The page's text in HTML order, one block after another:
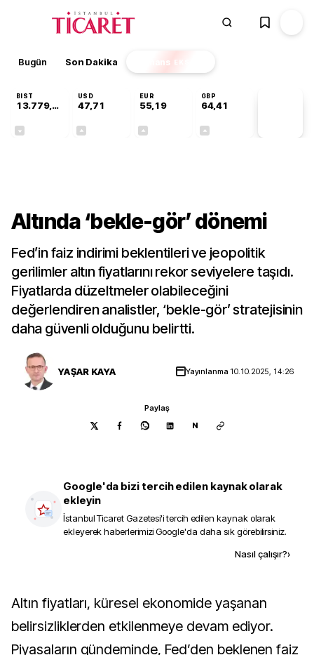
Bugün Son Dakika Finans EKSTRA
BIST
13.779,39
USD
47,71
EUR
55,19
GBP
64,41
Altında ‘bekle-gör’ dönemi
Fed’in faiz indirimi beklentileri ve jeopolitik
gerilimler altın fiyatlarını rekor seviyelere taşıdı.
Fiyatlarda düzeltmeler olabileceğini
değerlendiren analistler, ‘bekle-gör’ stratejisinin
daha güvenli olduğunu belirtti.
YAŞAR KAYA Yayınlanma 10.10.2025, 14:26
Paylaş
N
Google'da bizi tercih edilen kaynak olarak
ekleyin
İstanbul Ticaret Gazetesi'i tercih edilen kaynak olarak
ekleyerek haberlerimizi Google'da daha sık görebilirsiniz.
Nasıl çalışır?›
Altın fiyatları, küresel ekonomide yaşanan
belirsizliklerden etkilenmeye devam ediyor.
Piyasaların gündeminde, Fed’den beklenen faiz